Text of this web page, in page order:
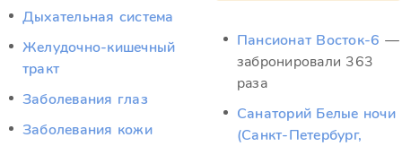
Дыхательная система
Желудочно-кишечный
тракт
Заболевания глаз
Заболевания кожи
Пансионат Восток-6 —
забронировали 363
раза
Санаторий Белые ночи
(Санкт-Петербург,